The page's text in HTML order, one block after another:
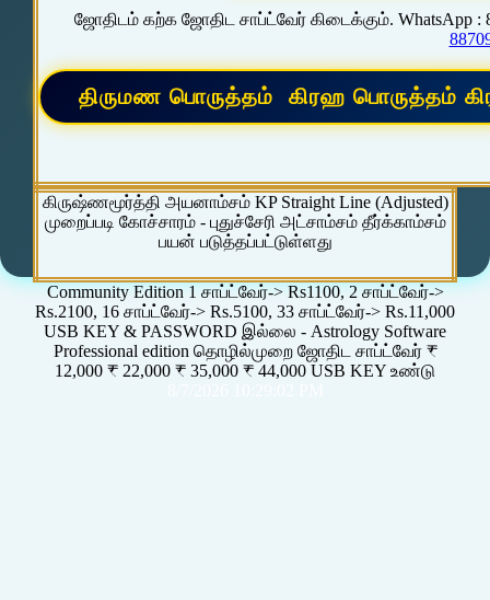
ஜோதிடம் கற்க ஜோதிட சாப்ட்வேர் கிடைக்கும். WhatsApp :
கிருஷ்ணமூர்த்தி அயனாம்சம் KP Straight Line (Adjusted)
முறைப்படி கோச்சாரம் - புதுச்சேரி அட்சாம்சம் தீர்க்காம்சம்
பயன் படுத்தப்பட்டுள்ளது
Community Edition 1 சாப்ட்வேர்-> Rs1100, 2 சாப்ட்வேர்->
Rs.2100, 16 சாப்ட்வேர்-> Rs.5100, 33 சாப்ட்வேர்-> Rs.11,000
USB KEY & PASSWORD இல்லை - Astrology Software
Professional edition தொழில்முறை ஜோதிட சாப்ட்வேர் ₹
12,000 ₹ 22,000 ₹ 35,000 ₹ 44,000 USB KEY உண்டு